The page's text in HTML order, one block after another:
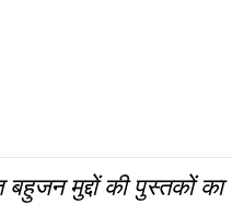
बहुजन मुद्दों की पुस्‍तकों